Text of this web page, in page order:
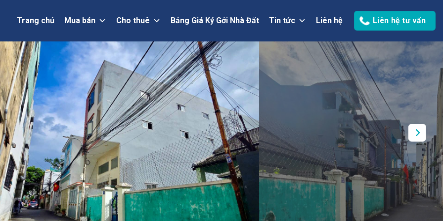
Trang chủ Mua bán Cho thuê Bảng Giá Ký Gởi Nhà Đất Tin tức Liên hệ Liên hệ tư vấn